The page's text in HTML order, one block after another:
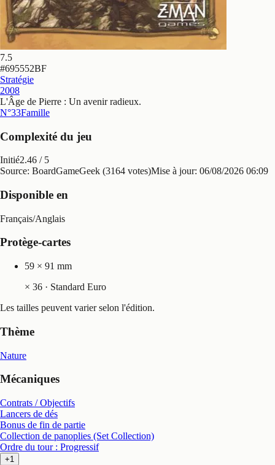
7.5
#695552BF
Stratégie
2008
L'Âge de Pierre : Un avenir radieux.
N°33Famille
Complexité du jeu
Initié2.46 / 5
Source: BoardGameGeek (3164 votes)Mise à jour: 06/08/2026 06:09
Disponible en
Français/Anglais
Protège-cartes
59 × 91 mm
× 36 · Standard Euro
Les tailles peuvent varier selon l'édition.
Thème
Nature
Mécaniques
Contrats / Objectifs
Lancers de dés
Bonus de fin de partie
Collection de panoplies (Set Collection)
Ordre du tour : Progressif
+1